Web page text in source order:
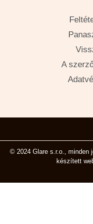
A
© 2024 Glare s.r.o., minden
készített